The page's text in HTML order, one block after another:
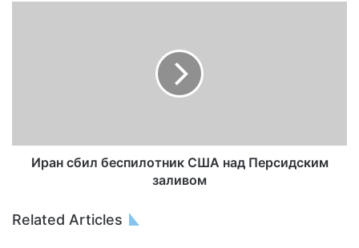
Иран сбил беспилотник США над Персидским
заливом
Related Articles